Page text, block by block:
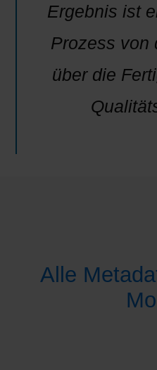
Ergebnis ist
Prozess von
über die
Alle